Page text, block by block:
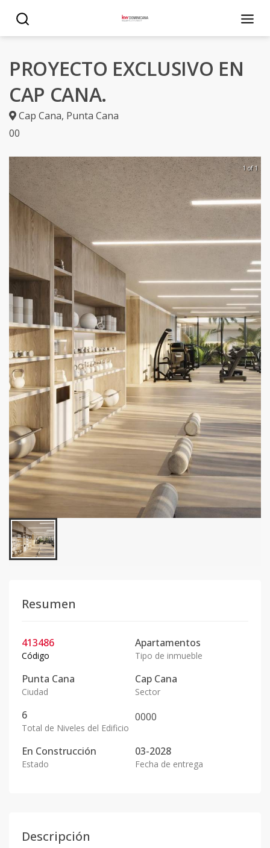
PROYECTO EXCLUSIVO EN
CAP CANA.
Cap Cana, Punta Cana
00
1 of 1
Resumen
413486
Código
Apartamentos
Tipo de inmueble
Punta Cana
Ciudad
Cap Cana
Sector
6
Total de Niveles del Edificio
0000
En Construcción
Estado
03-2028
Fecha de entrega
Descripción